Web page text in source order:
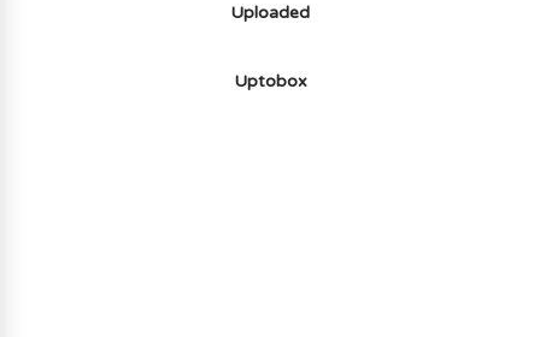
Uploaded
Uptobox